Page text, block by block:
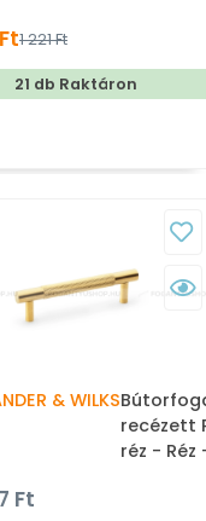
porcelánnal kombinált
antikolt fém
1 221 Ft
21 db Raktáron
& WILKS
recézett
réz -
Ft